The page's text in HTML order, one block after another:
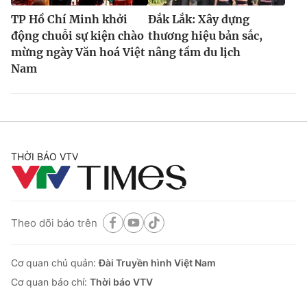
TP Hồ Chí Minh khởi
động chuỗi sự kiện chào
mừng ngày Văn hoá Việt
Nam
Đắk Lắk: Xây dựng
thương hiệu bản sắc,
nâng tầm du lịch
THỜI BÁO VTV
Theo dõi báo trên
Cơ quan chủ quản:Đài Truyền hình Việt Nam
Cơ quan báo chí: Thời báo VTV